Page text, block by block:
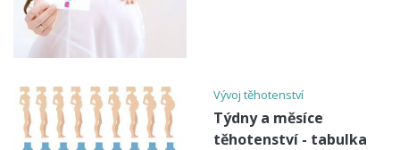
Vývoj těhotenství
Týdny a měsíce
těhotenství - tabulka